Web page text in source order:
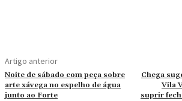
Artigo anterior
Noite de sábado com peça sobre
arte xávega no espelho de água
junto ao Forte
Chega
Vila
suprir